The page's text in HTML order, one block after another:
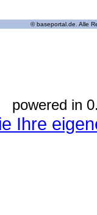
© baseportal.de. Alle
powered in
Ihre